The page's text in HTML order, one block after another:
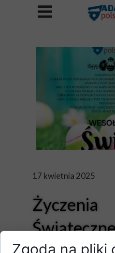
17 kwietnia 2025
Życzenia
Zgoda na pliki